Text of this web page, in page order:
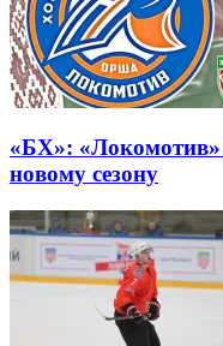
«БХ»:
новому сезону